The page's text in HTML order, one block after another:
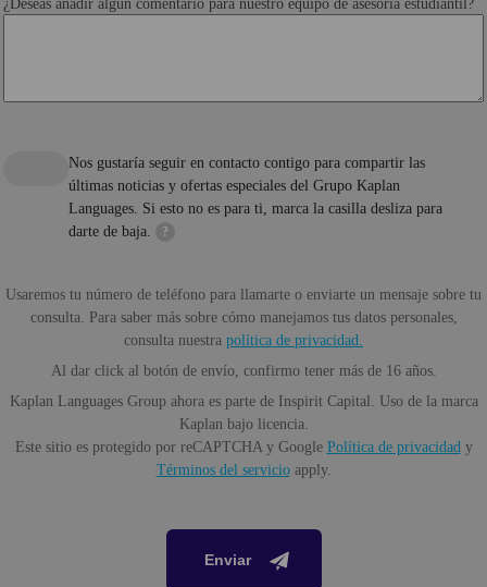
¿Deseas añadir algún comentario para nuestro equipo de asesoría estudiantil?
Nos gustaría seguir en contacto contigo para compartir las
últimas noticias y ofertas especiales del Grupo Kaplan
Languages. Si esto no es para ti, marca la casilla desliza para
darte de baja.
?
Usaremos tu número de teléfono para llamarte o enviarte un mensaje sobre tu
consulta. Para saber más sobre cómo manejamos tus datos personales,
consulta nuestra política de privacidad.
Al dar click al botón de envío, confirmo tener más de 16 años.
Kaplan Languages Group ahora es parte de Inspirit Capital. Uso de la marca
Kaplan bajo licencia.
Este sitio es protegido por reCAPTCHA y Google Política de privacidad y
Términos del servicioapply.
Enviar